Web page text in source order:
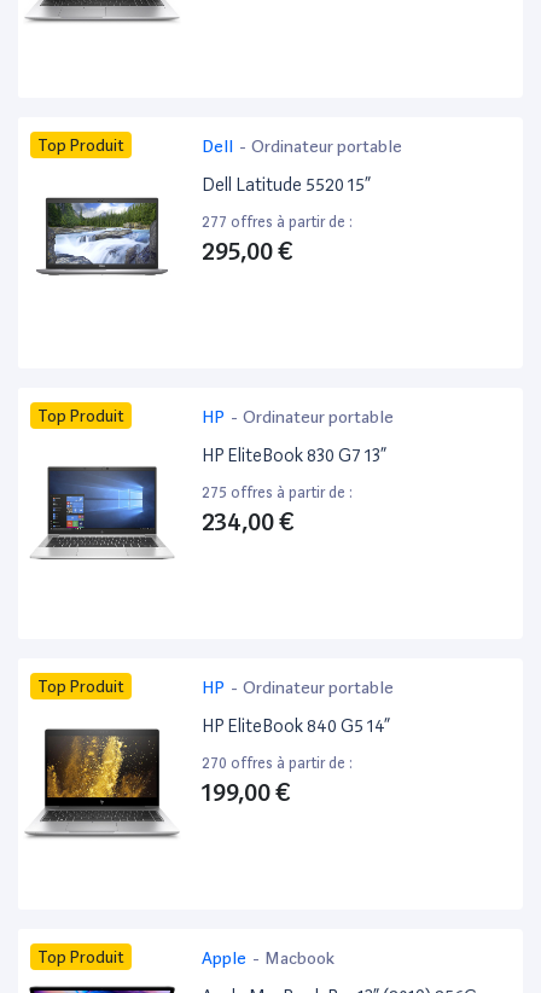
Top Produit Dell - Ordinateur portable
Dell Latitude 5520 15”
277 offres à partir de :
295,00 €
Top Produit HP - Ordinateur portable
HP EliteBook 830 G7 13”
275 offres à partir de :
234,00 €
Top Produit HP - Ordinateur portable
HP EliteBook 840 G5 14”
270 offres à partir de :
199,00 €
Top Produit Apple - Macbook